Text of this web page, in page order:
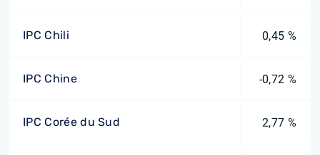
IPC Chili 0,45 %
IPC Chine -0,72 %
IPC Corée du Sud 2,77 %